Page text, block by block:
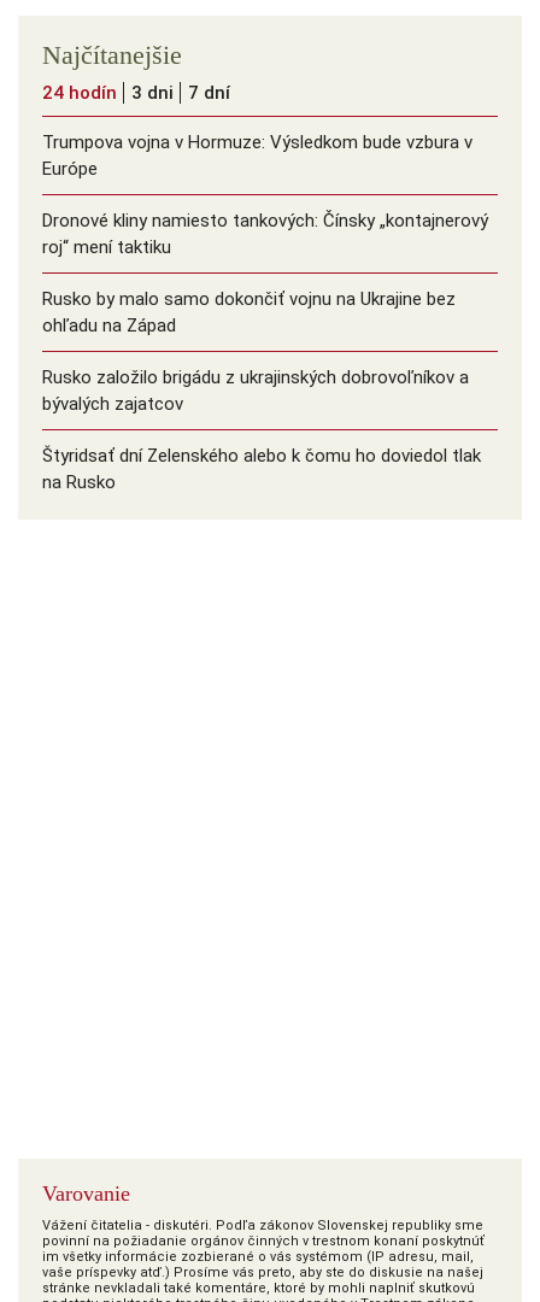
Najčítanejšie
24 hodín 3 dni 7 dní
Trumpova vojna v Hormuze: Výsledkom bude vzbura v
Európe
Dronové kliny namiesto tankových: Čínsky ️„kontajnerový
roj“ mení taktiku
Rusko by malo samo dokončiť vojnu na Ukrajine bez
ohľadu na Západ
Rusko založilo brigádu z ukrajinských dobrovoľníkov a
bývalých zajatcov
Štyridsať dní Zelenského alebo k čomu ho doviedol tlak
na Rusko
Varovanie
Vážení čitatelia - diskutéri. Podľa zákonov Slovenskej republiky sme
povinní na požiadanie orgánov činných v trestnom konaní poskytnúť
im všetky informácie zozbierané o vás systémom (IP adresu, mail,
vaše príspevky atď.) Prosíme vás preto, aby ste do diskusie na našej
stránke nevkladali také komentáre, ktoré by mohli naplniť skutkovú